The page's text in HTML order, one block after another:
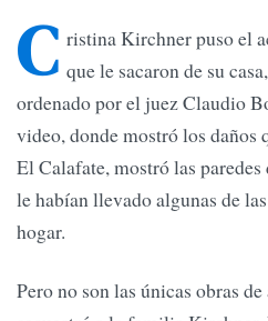
C ristina Kirchner puso el
que le sacaron de su
ordenado por el juez Claudio
video, donde mostró los daños
El Calafate, mostró las
le habían llevado algunas de
hogar.
Pero no son las únicas obras